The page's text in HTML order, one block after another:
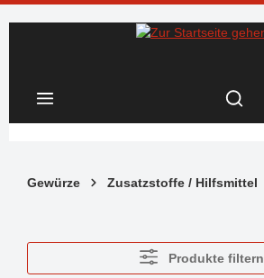
Zum Hauptinhalt springen
Gewürze Zusatzstoffe / Hilfsmittel
Produkte filtern